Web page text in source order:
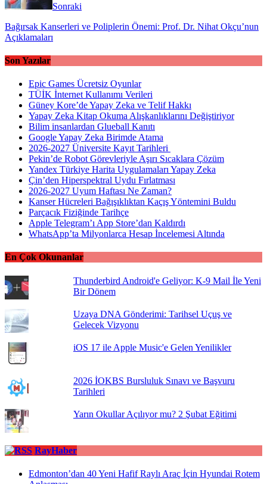
Sonraki
Bağırsak Kanserleri ve Poliplerin Önemi: Prof. Dr. Nihat Okçu’nun
Açıklamaları
Son Yazılar
Epic Games Ücretsiz Oyunlar
TÜİK İnternet Kullanımı Verileri
Güney Kore’de Yapay Zeka ve Telif Hakkı
Yapay Zeka Kitap Okuma Alışkanlıklarını Değiştiriyor
Bilim insanlardan Glueball Kanıtı
Google Yapay Zeka Birimde Atama
2026-2027 Üniversite Kayıt Tarihleri ​​
Pekin’de Robot Görevleriyle Aşırı Sıcaklara Çözüm
Yandex Türkiye Harita Uygulamaları Yapay Zeka
Çin’den Hiperspektral Uydu Fırlatması
2026-2027 Uyum Haftası Ne Zaman?
Kanser Hücreleri Bağışıklıktan Kaçış Yöntemini Buldu
Parçacık Fiziğinde Tarihçe
Apple Telegram’ı App Store’dan Kaldırdı
WhatsApp’ta Milyonlarca Hesap İncelemesi Altında
En Çok Okunanlar
Thunderbird Android'e Geliyor: K-9 Mail İle Yeni
Bir Dönem
Uzaya DNA Gönderimi: Tarihsel Uçuş ve
Gelecek Vizyonu
iOS 17 ile Apple Music'e Gelen Yenilikler
2026 İOKBS Bursluluk Sınavı ve Başvuru
Tarihleri
Yarın Okullar Açılıyor mu? 2 Şubat Eğitimi
RayHaber
Edmonton’dan 40 Yeni Hafif Raylı Araç İçin Hyundai Rotem